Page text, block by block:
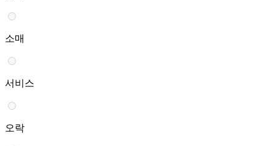
소매
서비스
오락